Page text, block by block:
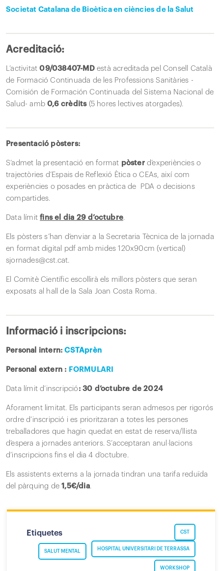
Societat Catalana de Bioètica en ciències de la Salut
Acreditació:
L’activitat09/038407-MDestà acreditada pel Consell Català
de Formació Continuada de les Professions Sanitàries -
Comisión de Formación Continuada del Sistema Nacional de
Salud- amb0,6 crèdits (5 hores lectives atorgades).
Presentació pòsters:
S’admet la presentació en format pòsterd’experiències o
trajectòries d’Espais de Reflexió Ètica o CEAs, així com
experiències o posades en pràctica de PDA o decisions
compartides.
Data límitfins el dia 29 d’octubre.
Els pòsters s’han d’enviar a la Secretaria Tècnica de la jornada
en format digital pdf amb mides 120x90cm (vertical)
sjornades@cst.cat.
El Comitè Científic escollirà els millors pòsters que seran
exposats al hall de la Sala Joan Costa Roma.
Informació i inscripcions:
Personal intern:CSTAprèn
Personal extern : FORMULARI
Data límit d’inscripció : 30 d’octubre de 2024
Aforament limitat. Els participants seran admesos per rigorós
ordre d’inscripció i es prioritzaran a totes les persones
treballadores que hagin quedat en estat de reserva/llista
d’espera a jornades anteriors. S’acceptaran anul·lacions
d’inscripcions fins el dia 4 d’octubre.
Els assistents externs a la jornada tindran una tarifa reduïda
del pàrquing de1,5€/dia.
Etiquetes CST
HOSPITAL UNIVERSITARI DE TERRASSA
SALUT MENTAL
WORKSHOP